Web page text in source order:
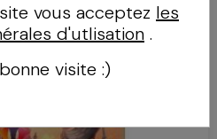
vous acceptez les
d'utlisation .
visite :)